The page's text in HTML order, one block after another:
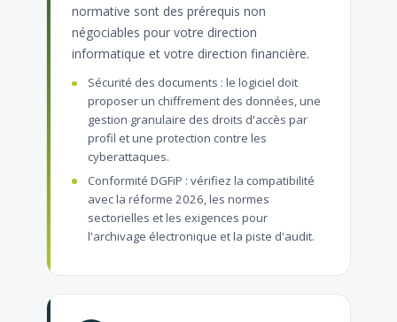
normative sont des prérequis non
négociables pour votre direction
informatique et votre direction financière.
Sécurité des documents : le logiciel doit
proposer un chiffrement des données, une
gestion granulaire des droits d'accès par
profil et une protection contre les
cyberattaques.
Conformité DGFiP : vérifiez la compatibilité
avec la réforme 2026, les normes
sectorielles et les exigences pour
l'archivage électronique et la piste d'audit.